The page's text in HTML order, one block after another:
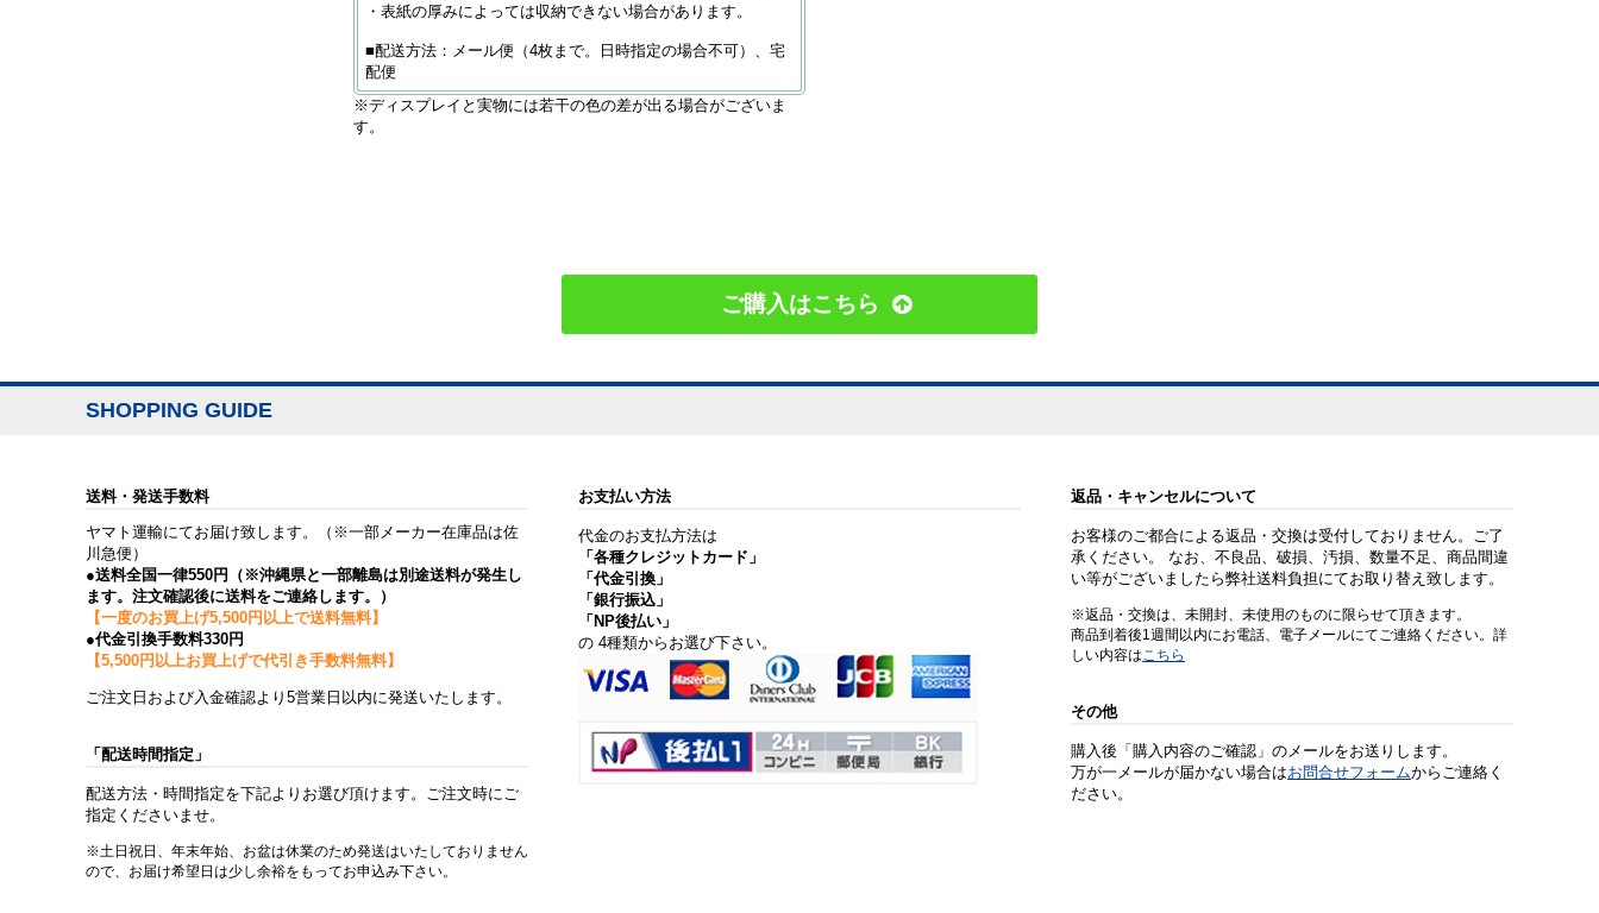
・表紙の厚みによっては収納できない場合があります。
■配送方法：メール便（4枚まで。日時指定の場合不可）、宅
配便
※ディスプレイと実物には若干の色の差が出る場合がございま
す。
ご購入はこちら
SHOPPING GUIDE
送料・発送手数料
ヤマト運輸にてお届け致します。（※一部メーカー在庫品は佐
川急便）
●送料全国一律550円（※沖縄県と一部離島は別途送料が発生し
ます。注文確認後に送料をご連絡します。）
【一度のお買上げ5,500円以上で送料無料】
●代金引換手数料330円
【5,500円以上お買上げで代引き手数料無料】
ご注文日および入金確認より5営業日以内に発送いたします。
「配送時間指定」
配送方法・時間指定を下記よりお選び頂けます。ご注文時にご
指定くださいませ。
※土日祝日、年末年始、お盆は休業のため発送はいたしておりません
ので、お届け希望日は少し余裕をもってお申込み下さい。
お支払い方法
代金のお支払方法は
「各種クレジットカード」
「代金引換」
「銀行振込」
「NP後払い」
の 4種類からお選び下さい。
返品・キャンセルについて
お客様のご都合による返品・交換は受付しておりません。ご了
承ください。 なお、不良品、破損、汚損、数量不足、商品間違
い等がございましたら弊社送料負担にてお取り替え致します。
※返品・交換は、未開封、未使用のものに限らせて頂きます。
商品到着後1週間以内にお電話、電子メールにてご連絡ください。詳
しい内容はこちら
その他
購入後「購入内容のご確認」のメールをお送りします。
万が一メールが届かない場合はお問合せフォームからご連絡く
ださい。